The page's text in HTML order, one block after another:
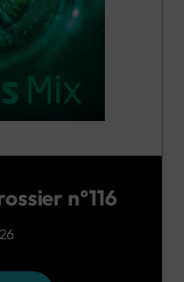
n°116